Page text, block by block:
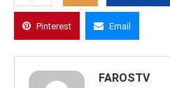
Pinterest Email
FAROSTV